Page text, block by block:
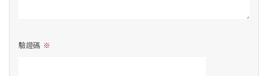
驗證碼